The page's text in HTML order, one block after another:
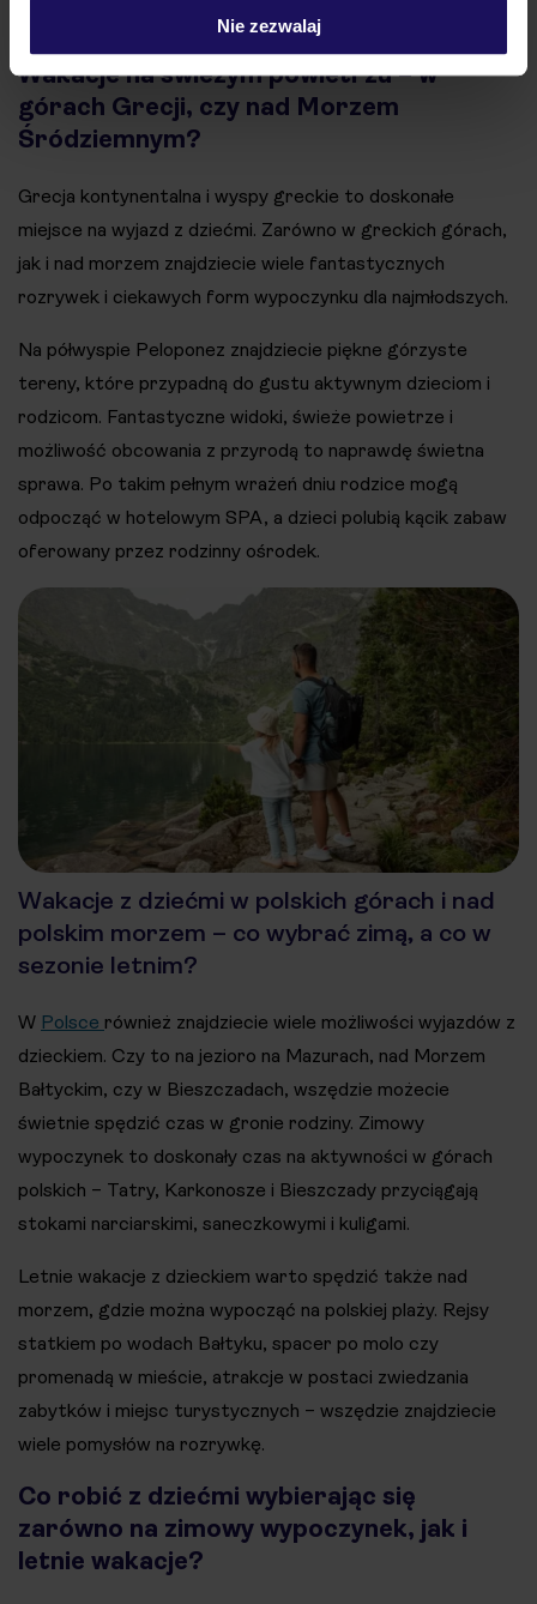
Nie zezwalaj
Wakacje na świeżym powietrzu – w
górach Grecji, czy nad Morzem
Śródziemnym?
Grecja kontynentalna i wyspy greckie to doskonałe
miejsce na wyjazd z dziećmi. Zarówno w greckich górach,
jak i nad morzem znajdziecie wiele fantastycznych
rozrywek i ciekawych form wypoczynku dla najmłodszych.
Na półwyspie Peloponez znajdziecie piękne górzyste
tereny, które przypadną do gustu aktywnym dzieciom i
rodzicom. Fantastyczne widoki, świeże powietrze i
możliwość obcowania z przyrodą to naprawdę świetna
sprawa. Po takim pełnym wrażeń dniu rodzice mogą
odpocząć w hotelowym SPA, a dzieci polubią kącik zabaw
oferowany przez rodzinny ośrodek.
Wakacje z dziećmi w polskich górach i nad
polskim morzem – co wybrać zimą, a co w
sezonie letnim?
W Polsce również znajdziecie wiele możliwości wyjazdów z
dzieckiem. Czy to na jezioro na Mazurach, nad Morzem
Bałtyckim, czy w Bieszczadach, wszędzie możecie
świetnie spędzić czas w gronie rodziny. Zimowy
wypoczynek to doskonały czas na aktywności w górach
polskich – Tatry, Karkonosze i Bieszczady przyciągają
stokami narciarskimi, saneczkowymi i kuligami.
Letnie wakacje z dzieckiem warto spędzić także nad
morzem, gdzie można wypocząć na polskiej plaży. Rejsy
statkiem po wodach Bałtyku, spacer po molo czy
promenadą w mieście, atrakcje w postaci zwiedzania
zabytków i miejsc turystycznych – wszędzie znajdziecie
wiele pomysłów na rozrywkę.
Co robić z dziećmi wybierając się
zarówno na zimowy wypoczynek, jak i
letnie wakacje?